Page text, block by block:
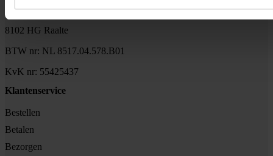
Tjalkstraat 4b
8102 HG Raalte
BTW nr: NL 8517.04.578.B01
KvK nr: 55425437
Klantenservice
Bestellen
Betalen
Bezorgen